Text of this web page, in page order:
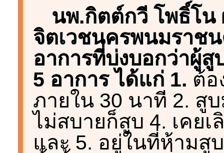
นพ.กิตต์กวี โพธิ์โน
จิตเวชนครพนมราช
อาการที่บ่งบอกว่าผู้
5 อาการ ได้แก่ 1. ต้
ภายใน 30 นาที 2. สู
ไม่สบายก็สูบ 4. เคย
และ 5. อยู่ในที่ห้ามสู